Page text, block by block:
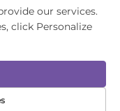
спроса г. Иу Co.,
our services.
click Personalize